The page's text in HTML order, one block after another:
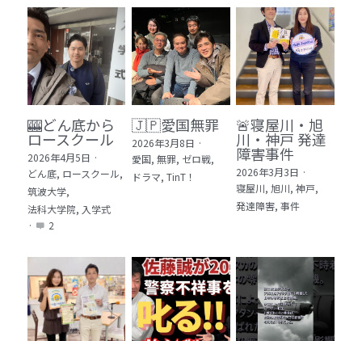
🎰どん底から
ロースクール
2026年4月5日 ·
どん底, ロースクール,
筑波大学,
法科大学院, 入学式
·
2
🇯🇵愛国無罪
2026年3月8日 ·
愛国, 無罪, ゼロ戦,
ドラマ, TinT！
🚨寝屋川・旭
川・神戸 発達
障害事件
2026年3月3日 ·
寝屋川, 旭川, 神戸,
発達障害, 事件